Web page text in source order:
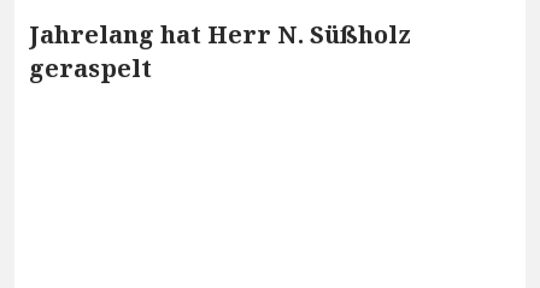
Jahrelang hat Herr N. Süßholz
geraspelt